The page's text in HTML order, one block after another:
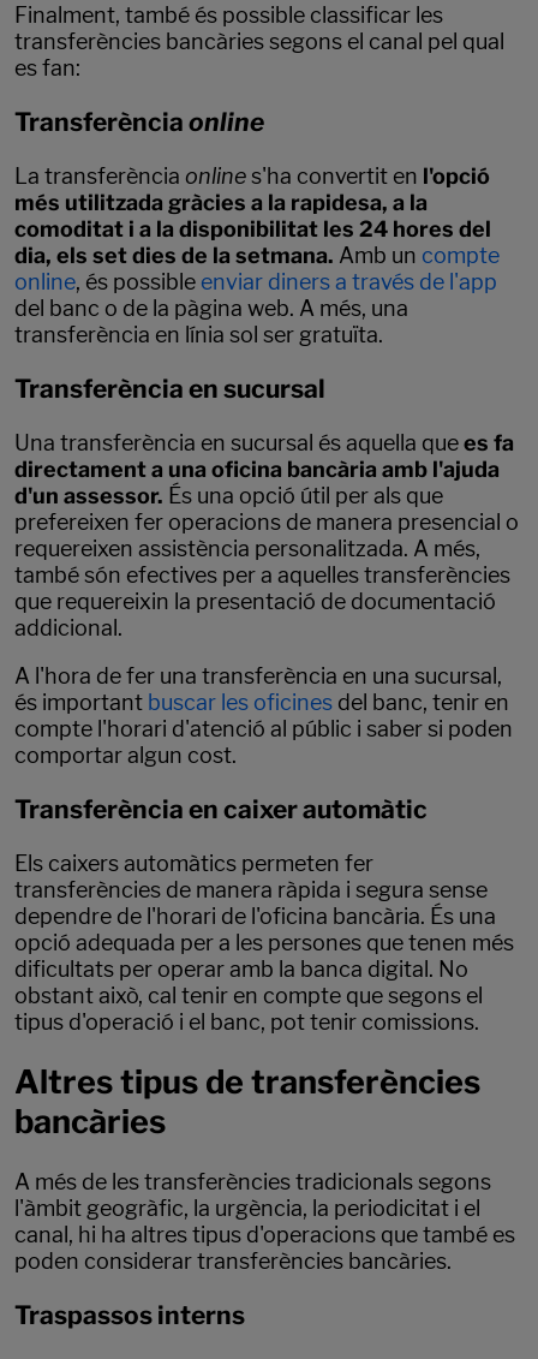
Finalment, també és possible classificar les
transferències bancàries segons el canal pel qual
es fan:
Transferència online
La transferència onlines'ha convertit en l'opció
més utilitzada gràcies a la rapidesa, a la
comoditat i a la disponibilitat les 24 hores del
dia, els set dies de la setmana. Amb un compte
online, és possible enviar diners a través de l'app
del banc o de la pàgina web. A més, una
transferència en línia sol ser gratuïta.
Transferència en sucursal
Una transferència en sucursal és aquella quees fa
directament a una oficina bancària amb l'ajuda
d'un assessor. És una opció útil per als que
prefereixen fer operacions de manera presencial o
requereixen assistència personalitzada. A més,
també són efectives per a aquelles transferències
que requereixin la presentació de documentació
addicional.
A l'hora de fer una transferència en una sucursal,
és important buscar les oficines del banc, tenir en
compte l'horari d'atenció al públic i saber si poden
comportar algun cost.
Transferència en caixer automàtic
Els caixers automàtics permeten fer
transferències de manera ràpida i segura sense
dependre de l'horari de l'oficina bancària. És una
opció adequada per a les persones que tenen més
dificultats per operar amb la banca digital. No
obstant això, cal tenir en compte que segons el
tipus d'operació i el banc, pot tenir comissions.
Altres tipus de transferències
bancàries
A més de les transferències tradicionals segons
l'àmbit geogràfic, la urgència, la periodicitat i el
canal, hi ha altres tipus d'operacions que també es
poden considerar transferències bancàries.
Traspassos interns